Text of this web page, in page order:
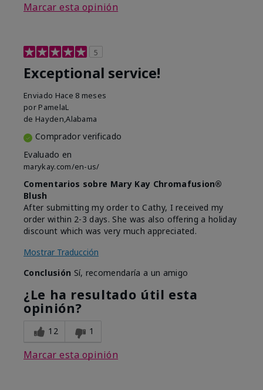
Marcar esta opinión
5
Exceptional service!
Enviado Hace 8 meses
por PamelaL
de Hayden,Alabama
Comprador verificado
Evaluado en
marykay.com/en-us/
Comentarios sobre Mary Kay Chromafusion®
Blush
After submitting my order to Cathy, I received my
order within 2-3 days. She was also offering a holiday
discount which was very much appreciated.
Mostrar Traducción
Conclusión Sí, recomendaría a un amigo
¿Le ha resultado útil esta
opinión?
12 1
Marcar esta opinión